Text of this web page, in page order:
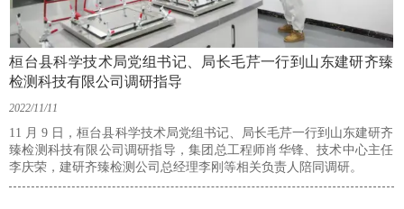
桓台县科学技术局党组书记、局长毛芹一行到山东建研齐臻
检测科技有限公司调研指导
2022/11/11
11 月 9 日，桓台县科学技术局党组书记、局长毛芹一行到山东建研齐
臻检测科技有限公司调研指导，集团总工程师肖华锋、技术中心主任
李庆荣，建研齐臻检测公司总经理李刚等相关负责人陪同调研。